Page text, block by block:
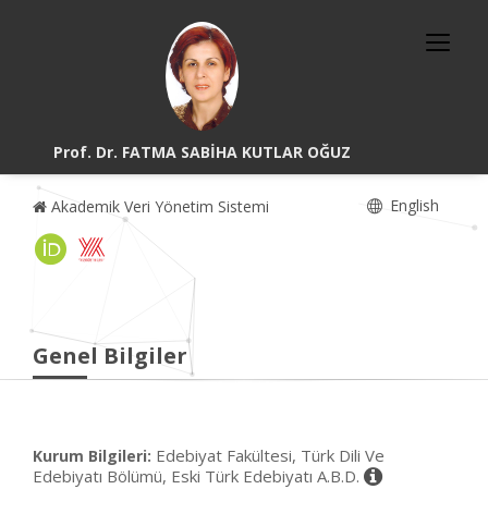
Prof. Dr. FATMA SABİHA KUTLAR OĞUZ
Akademik Veri Yönetim Sistemi English
Genel Bilgiler
Kurum Bilgileri: Edebiyat Fakültesi, Türk Dili Ve
Edebiyatı Bölümü, Eski Türk Edebiyatı A.B.D.